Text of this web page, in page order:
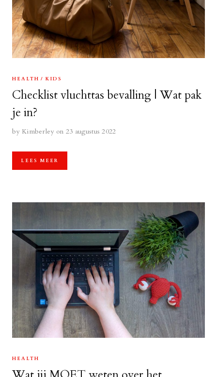
HEALTH KIDS
Checklist vluchttas bevalling | Wat pak
je in?
by Kimberley on 23 augustus 2022
LEES MEER
HEALTH